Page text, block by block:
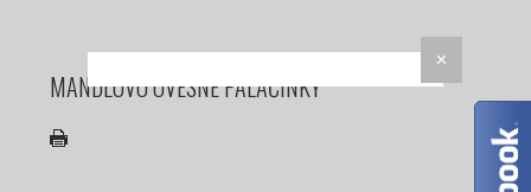
MANDLOVO OVESNÉ PALAČINKY
✕